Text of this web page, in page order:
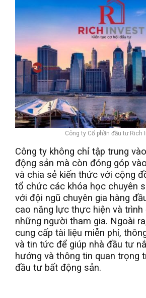
Công ty Cổ phần đầu tư Rich
Công ty không chỉ tập trung
động sản mà còn đóng góp
và chia sẻ kiến thức với cộng
tổ chức các khóa học chuyên
với đội ngũ chuyên gia hàng
cao năng lực thực hiện và
những người tham gia. Ngoài
cung cấp tài liệu miễn phí,
và tin tức để giúp nhà đầu tư
hướng và thông tin quan trọng
đầu tư bất động sản.